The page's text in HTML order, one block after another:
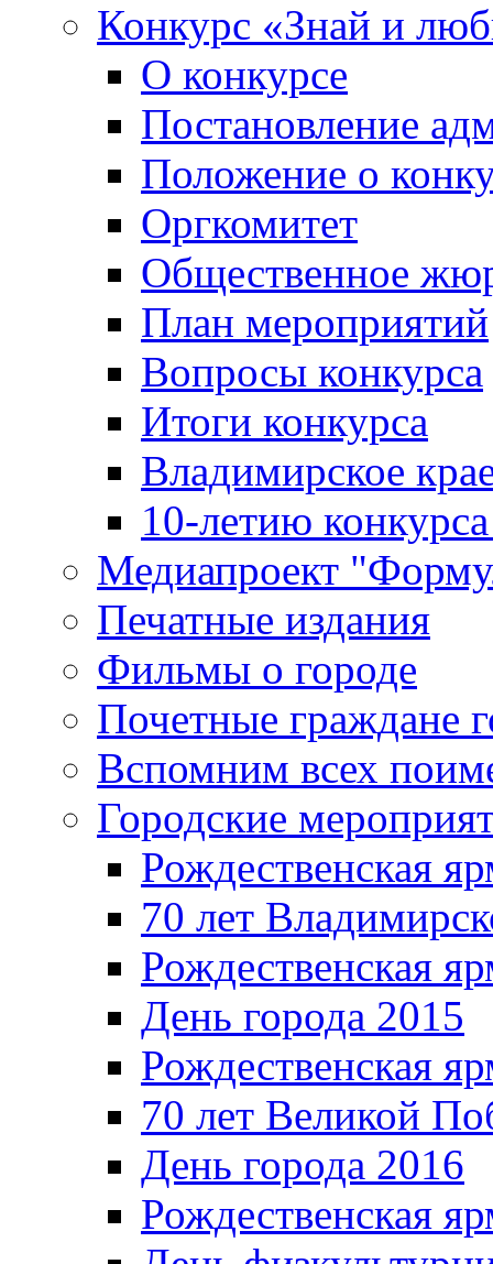
Конкурс «Знай и
О конкурсе
Постановление
Положение о
Оргкомитет
Общественное
План мероприятий
Вопросы конкурса
Итоги конкурса
Владимирское
10-летию
Медиапроект
Печатные издания
Фильмы о городе
Почетные граждане
Вспомним всех
Городские
Рождественская
70 лет
Рождественская
День города 2015
Рождественская
70 лет Великой
День города 2016
Рождественская